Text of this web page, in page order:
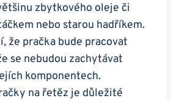
zbytkového oleje ⁣či
nebo starou hadříkem.
že pračka bude pracovat
se nebudou zachytávat
⁢komponentech.
na řetěz je důležité